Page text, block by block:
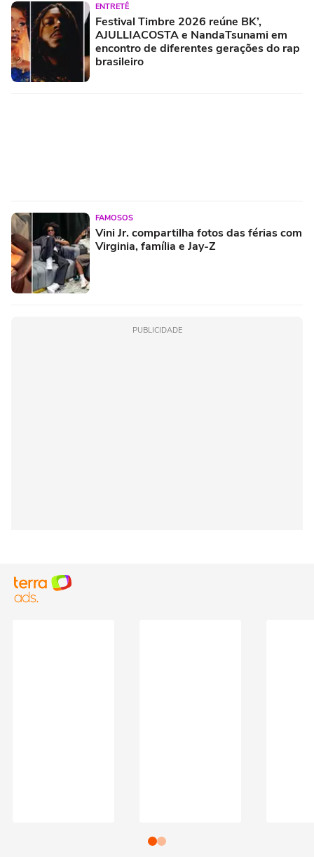
ENTRETÊ
Festival Timbre 2026 reúne BK’,
AJULLIACOSTA e NandaTsunami em
encontro de diferentes gerações do rap
brasileiro
FAMOSOS
Vini Jr. compartilha fotos das férias com
Virginia, família e Jay-Z
PUBLICIDADE